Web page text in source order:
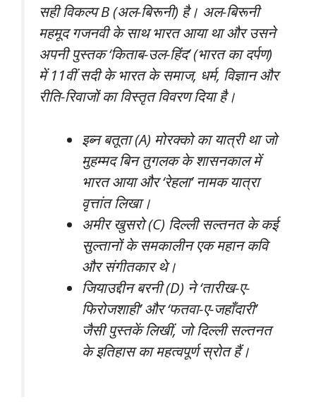
सही विकल्प B (अल-बिरूनी) है। अल-बिरूनी
महमूद गजनवी के साथ भारत आया था और उसने
अपनी पुस्तक ‘किताब-उल-हिंद’ (भारत का दर्पण)
में 11वीं सदी के भारत के समाज, धर्म, विज्ञान और
रीति-रिवाजों का विस्तृत विवरण दिया है।
इब्न बतूता (A) मोरक्को का यात्री था जो
मुहम्मद बिन तुगलक के शासनकाल में
भारत आया और ‘रेहला’ नामक यात्रा
वृत्तांत लिखा।
अमीर खुसरो (C) दिल्ली सल्तनत के कई
सुल्तानों के समकालीन एक महान कवि
और संगीतकार थे।
जियाउद्दीन बरनी (D) ने ‘तारीख-ए-
फिरोजशाही’ और ‘फतवा-ए-जहाँदारी’
जैसी पुस्तकें लिखीं, जो दिल्ली सल्तनत
के इतिहास का महत्वपूर्ण स्रोत हैं।